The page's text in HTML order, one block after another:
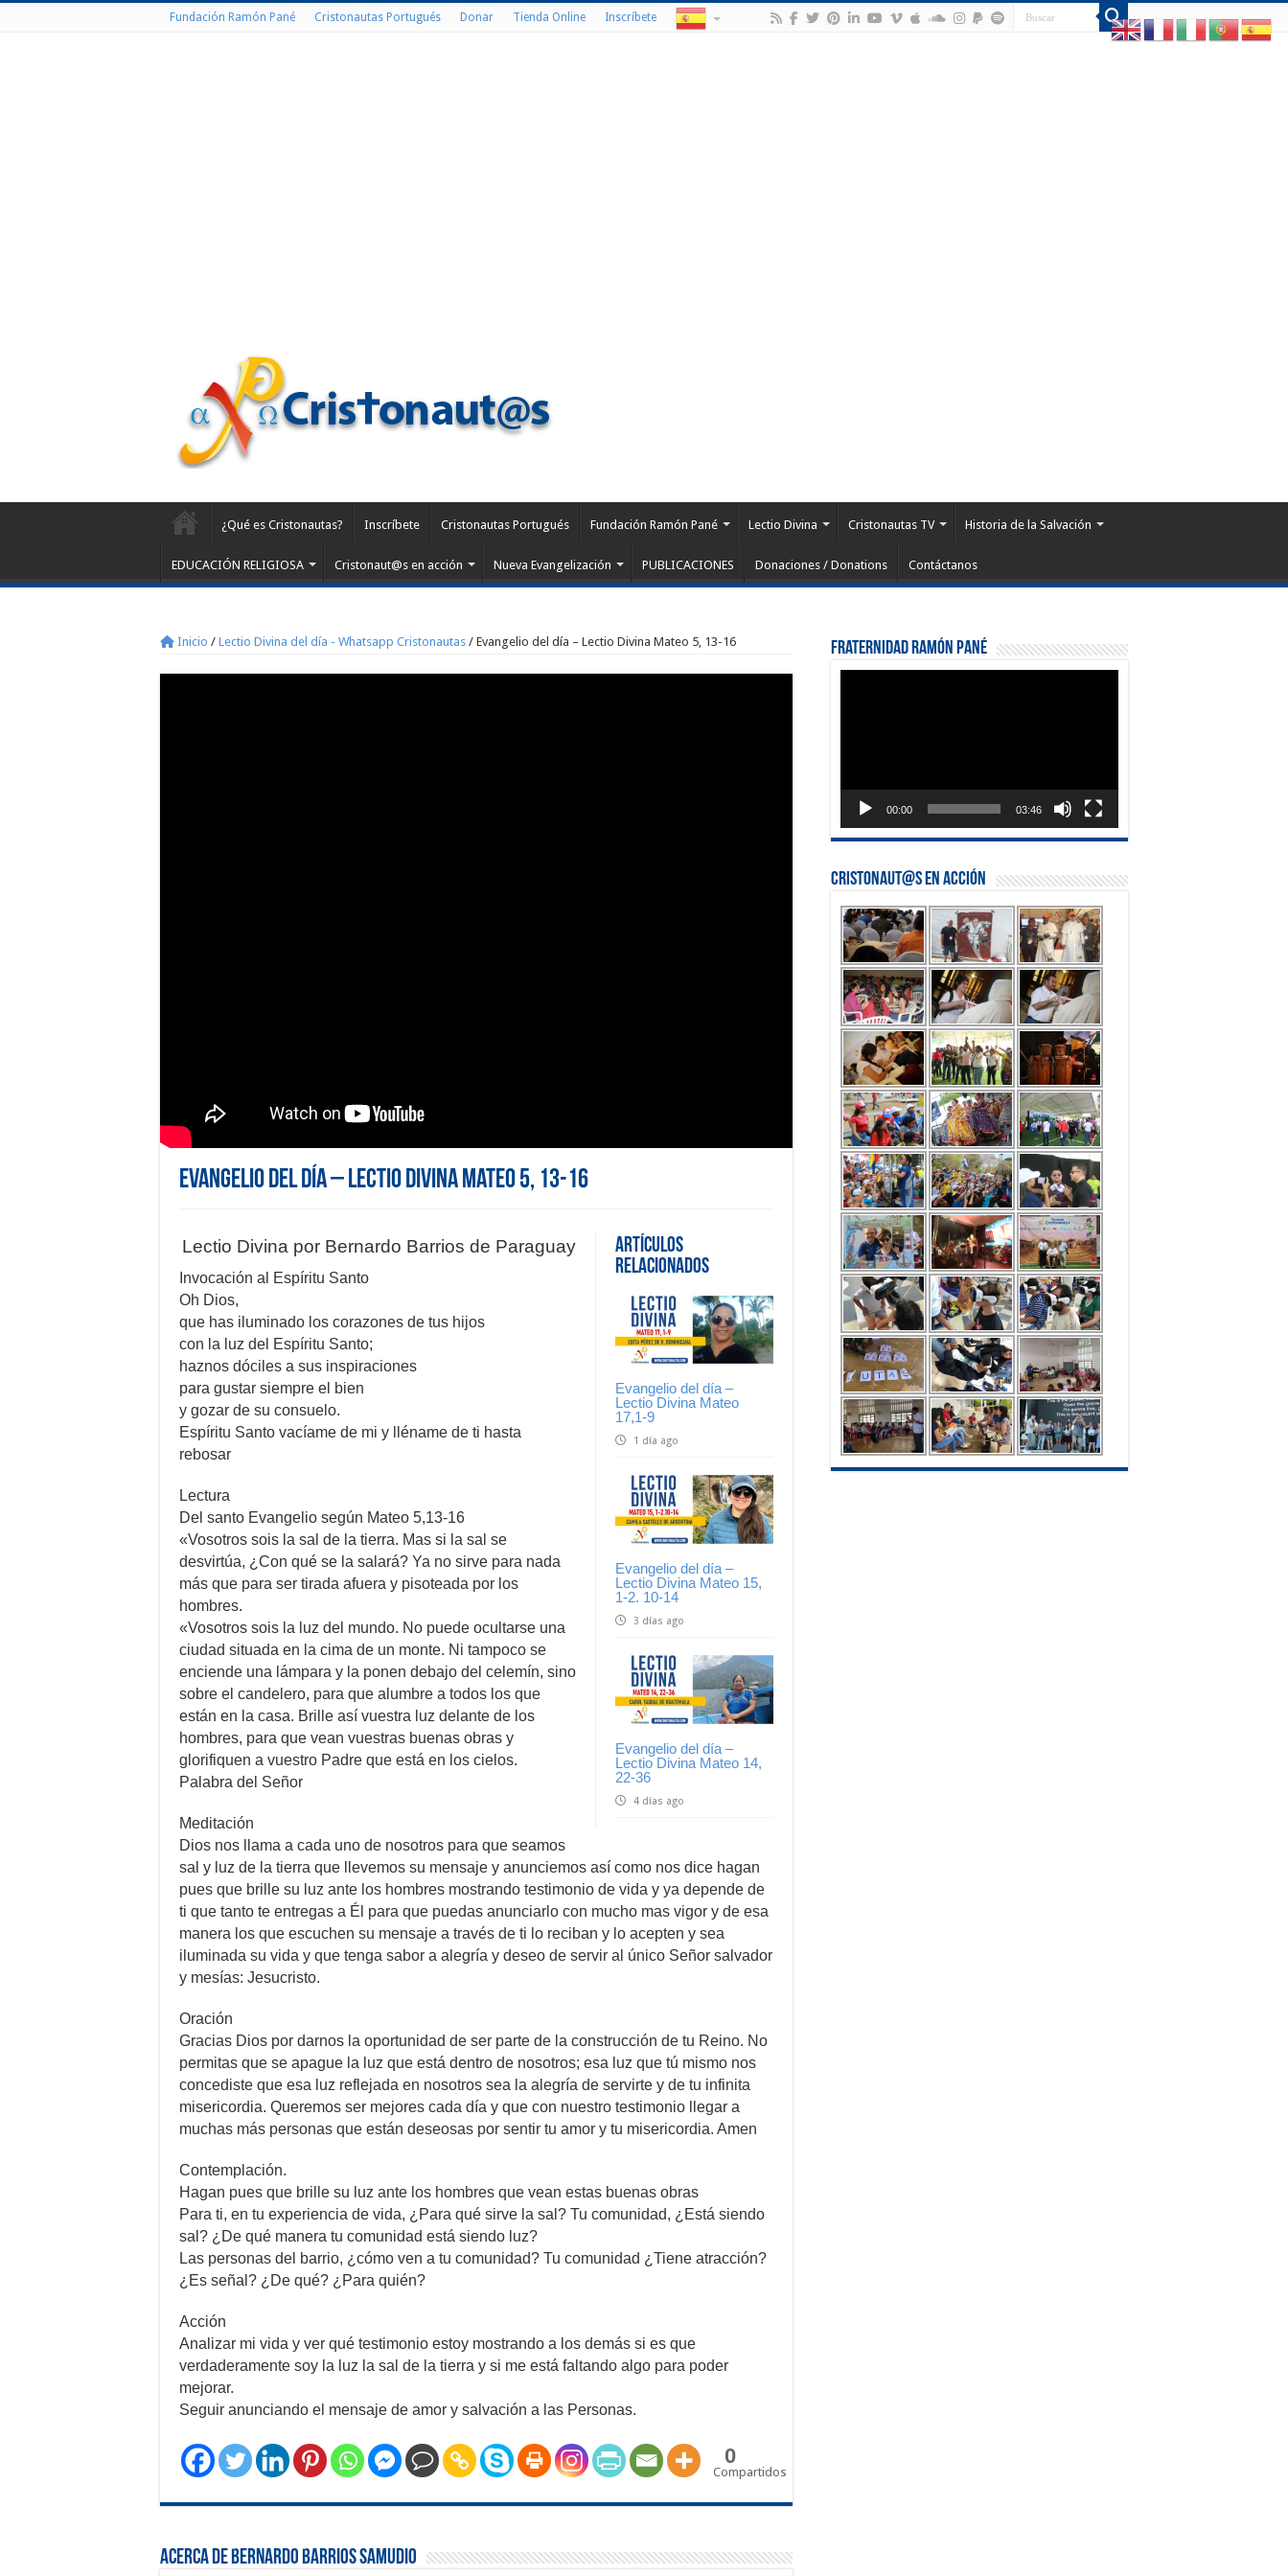
Fundación Ramón Pané Cristonautas Portugués Donar Tienda Online Inscríbete
¿Qué es Cristonautas? Inscríbete Cristonautas Portugués Fundación Ramón Pané Lectio Divina Cristonautas TV Historia de la Salvación
EDUCACIÓN RELIGIOSA Cristonaut@s en acción Nueva Evangelización PUBLICACIONES Donaciones / Donations Contáctanos
Inicio / Lectio Divina del día - Whatsapp Cristonautas / Evangelio del día – Lectio Divina Mateo 5, 13-16
Evangelio del día – Lectio Divina Mateo 5, 13-16
Artículos
Relacionados
Evangelio del día –
Lectio Divina Mateo
17,1-9
1 día ago
Evangelio del día –
Lectio Divina Mateo 15,
1-2. 10-14
3 días ago
Evangelio del día –
Lectio Divina Mateo 14,
22-36
4 días ago
Lectio Divina por Bernardo Barrios de Paraguay
Invocación al Espíritu Santo
Oh Dios,
que has iluminado los corazones de tus hijos
con la luz del Espíritu Santo;
haznos dóciles a sus inspiraciones
para gustar siempre el bien
y gozar de su consuelo.
Espíritu Santo vacíame de mi y lléname de ti hasta
rebosar
Lectura
Del santo Evangelio según Mateo 5,13-16
«Vosotros sois la sal de la tierra. Mas si la sal se
desvirtúa, ¿Con qué se la salará? Ya no sirve para nada
más que para ser tirada afuera y pisoteada por los
hombres.
«Vosotros sois la luz del mundo. No puede ocultarse una
ciudad situada en la cima de un monte. Ni tampoco se
enciende una lámpara y la ponen debajo del celemín, sino
sobre el candelero, para que alumbre a todos los que
están en la casa. Brille así vuestra luz delante de los
hombres, para que vean vuestras buenas obras y
glorifiquen a vuestro Padre que está en los cielos.
Palabra del Señor
Meditación
Dios nos llama a cada uno de nosotros para que seamos
sal y luz de la tierra que llevemos su mensaje y anunciemos así como nos dice hagan
pues que brille su luz ante los hombres mostrando testimonio de vida y ya depende de
ti que tanto te entregas a Él para que puedas anunciarlo con mucho mas vigor y de esa
manera los que escuchen su mensaje a través de ti lo reciban y lo acepten y sea
iluminada su vida y que tenga sabor a alegría y deseo de servir al único Señor salvador
y mesías: Jesucristo.
Oración
Gracias Dios por darnos la oportunidad de ser parte de la construcción de tu Reino. No
permitas que se apague la luz que está dentro de nosotros; esa luz que tú mismo nos
concediste que esa luz reflejada en nosotros sea la alegría de servirte y de tu infinita
misericordia. Queremos ser mejores cada día y que con nuestro testimonio llegar a
muchas más personas que están deseosas por sentir tu amor y tu misericordia. Amen
Contemplación.
Hagan pues que brille su luz ante los hombres que vean estas buenas obras
Para ti, en tu experiencia de vida, ¿Para qué sirve la sal? Tu comunidad, ¿Está siendo
sal? ¿De qué manera tu comunidad está siendo luz?
Las personas del barrio, ¿cómo ven a tu comunidad? Tu comunidad ¿Tiene atracción?
¿Es señal? ¿De qué? ¿Para quién?
Acción
Analizar mi vida y ver qué testimonio estoy mostrando a los demás si es que
verdaderamente soy la luz la sal de la tierra y si me está faltando algo para poder
mejorar.
Seguir anunciando el mensaje de amor y salvación a las Personas.
0
Compartidos
Acerca de Bernardo Barrios Samudio
Fraternidad Ramón Pané
00:00 03:46
Cristonaut@s en Acción